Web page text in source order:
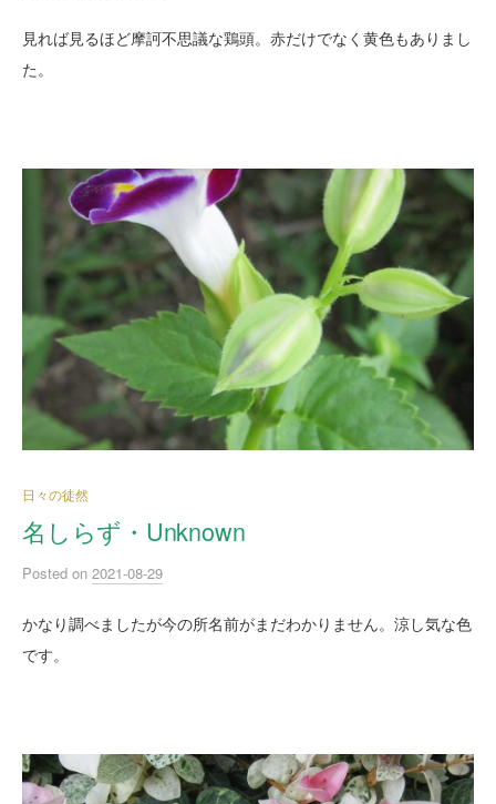
見れば見るほど摩訶不思議な鶏頭。赤だけでなく黄色もありまし
た。
日々の徒然
名しらず・Unknown
Posted on 2021-08-29
かなり調べましたが今の所名前がまだわかりません。涼し気な色
です。